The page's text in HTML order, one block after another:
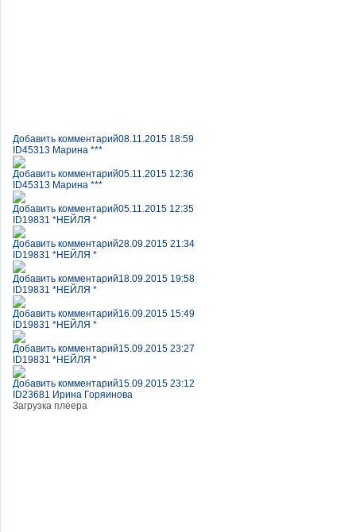
Добавить комментарий08.11.2015 18:59
ID45313 Марина ***
Добавить комментарий05.11.2015 12:36
ID45313 Марина ***
Добавить комментарий05.11.2015 12:35
ID19831 *НЕЙЛЯ *
Добавить комментарий28.09.2015 21:34
ID19831 *НЕЙЛЯ *
Добавить комментарий18.09.2015 19:58
ID19831 *НЕЙЛЯ *
Добавить комментарий16.09.2015 15:49
ID19831 *НЕЙЛЯ *
Добавить комментарий15.09.2015 23:27
ID19831 *НЕЙЛЯ *
Добавить комментарий15.09.2015 23:12
ID23681 Ирина Горяинова
Загрузка плеера